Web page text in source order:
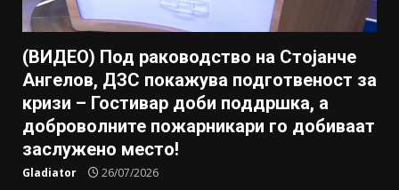
(ВИДЕО) Под раководство на Стојанче
Ангелов, ДЗС покажува подготвеност за
кризи – Гостивар доби поддршка, a
доброволните пожарникари го добиваат
заслужено место!
Gladiator 26/07/2026